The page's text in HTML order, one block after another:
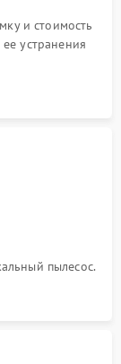
и стоимость
устранения
пылесос.